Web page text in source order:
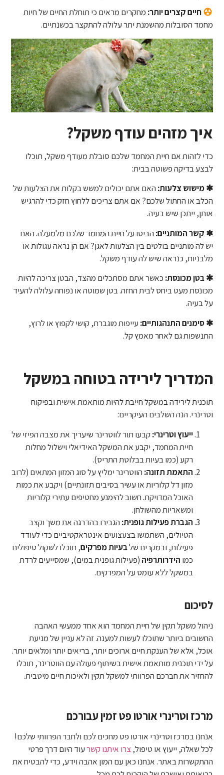
חיים קצרים יותר: מחקרים מראים כי תוחלת החיים של חיות
מחמד הסובלות מהשמנת יתר עלולה להתקצר בכשנתיים.
איך מזהים עודף משקל?
כדי לזהות אם חיית המחמד שלכם סובלת מעודף משקל, תוכלו
לבצע בדיקה פשוטה בבית:
✱ מישוש צלעות: האם אתם יכולים למשש בקלות את הצלעות של
הכלב או החתול שלכם? אם אתם צריכים ללחוץ חזק כדי להרגיש
אותן, ייתכן שיש בעיה.
✱ קשר המותניים: הביטו על חיית המחמד שלכם מלמעלה. האם
יש לה מותניים בולטים בין הצלעות לאגן? אם הן נראה עגולות או
מלבניות, כנראה שיש לה עודף משקל.
✱ בטן מכונסת: כאשר אתם מסתכלים מהצד, הבטן צריכה להיות
מכונסת מעט ביחס לבית החזה. בטן שמוטה או נפוחה עלולה להעיד
על בעיה.
✱ סימנים התנהגותיים: עייפות מוגברת, קושי לקפוץ או לרוץ,
התנשפות גם לאחר מאמץ קל.
המדריך לירידה בטוחה במשקל
תוכנית לירידה במשקל חייבת להיות מותאמת אישית ובפיקוח
וטרינרי. הנה השלבים העיקריים:
ייעוץ וטרינרי:קבעו תור לווטרינר שיעריך את מצבה הפיזי של
חיית המחמד, יקבע את המשקל האידיאלי וישלול מחלות
רקע (כמו בעיות בבלוטת התריס).
התאמת תזונה: הווטרינר ימליץ על סוג המזון המתאים (לרוב
מזון דל קלוריות או עשיר בסיבים תזונתיים) ויקבע את כמות
האוכל המדויקת. חשוב להימנע מחטיפים עתירי קלוריות
ומשאריות מהשולחן.
הגברת פעילות גופנית: הגבירו בהדרגה את משך וקצב
הטיולים, השתמשו בצעצועים אינטראקטיביים כדי לעודד
פעילות, ובמקרים שלבעיות מפרקים, תוכלו לשקול טיפולים
כמו הידרותרפיה (פעילות גופנית במים), שמסייעים לרדת
במשקל ללא עומס על המפרקים.
לסיכום
ניהול משקל תקין של חיית המחמד הוא אחד ממעשי האהבה
החשובים ביותר שתוכלו לעשות למענה. זה לא עניין של מניעת
אוכל, אלא של הענקת חיים ארוכים יותר, בריאים יותר ומלאים יותר.
על ידי תוכנית מותאמת אישית בשיתוף פעולה עם הווטרינר, תוכלו
להחזיר את חברכם הפרוותי למשקל תקין ולאיכות חיים מיטבית.
מרכז וטרינרי אורטו פט זמין עבורכם
אנחנו במרכז וטרינרי אורטו פט מחכים לכם ולחבר הפרוותי שלכם!
לכל שאלה, ייעוץ או טיפול, צרו איתנו קשרעוד היום דרך פרטי
ההתקשרות באתר. אנחנו כאן עם המון אהבה וידע, כדי להבטיח את